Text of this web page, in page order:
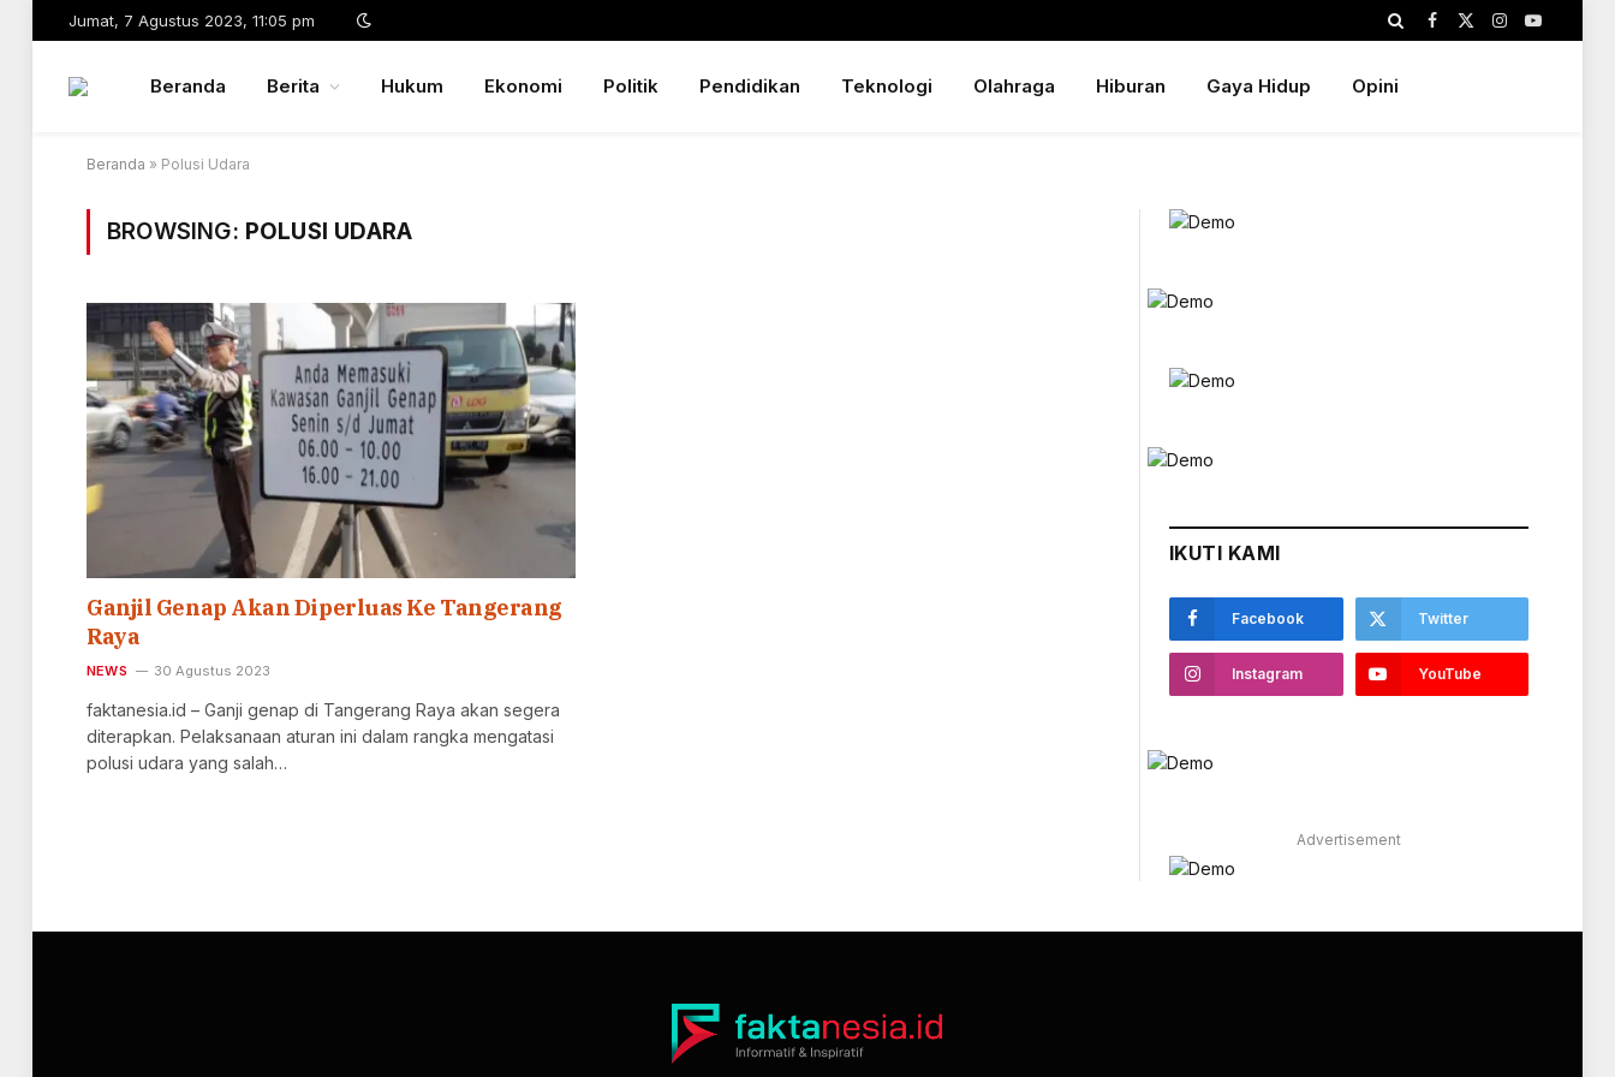
Jumat, 7 Agustus 2023, 11:05 pm
Facebook
X
InstagramYouTube
Beranda Berita Hukum Ekonomi Politik Pendidikan Teknologi Olahraga Hiburan Gaya Hidup Opini
Beranda » Polusi Udara
BROWSING: POLUSI UDARA
Ganjil Genap Akan Diperluas Ke Tangerang
Raya
NEWS 30 Agustus 2023
faktanesia.id – Ganji genap di Tangerang Raya akan segera
diterapkan. Pelaksanaan aturan ini dalam rangka mengatasi
polusi udara yang salah…
IKUTI KAMI
Facebook Twitter
Instagram YouTube
Advertisement